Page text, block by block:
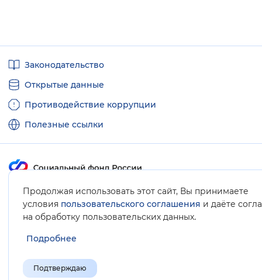
Продолжая использовать этот сайт, Вы принимаете
условия пользовательского соглашения и даёте
на обработку пользовательских данных.
Подробнее
Подтверждаю
ссылкиЗаконодательство
Открытые данные
Противодействие коррупции
Полезные ссылки
Карта сайта
© Социальный фонд России, 2008-2026